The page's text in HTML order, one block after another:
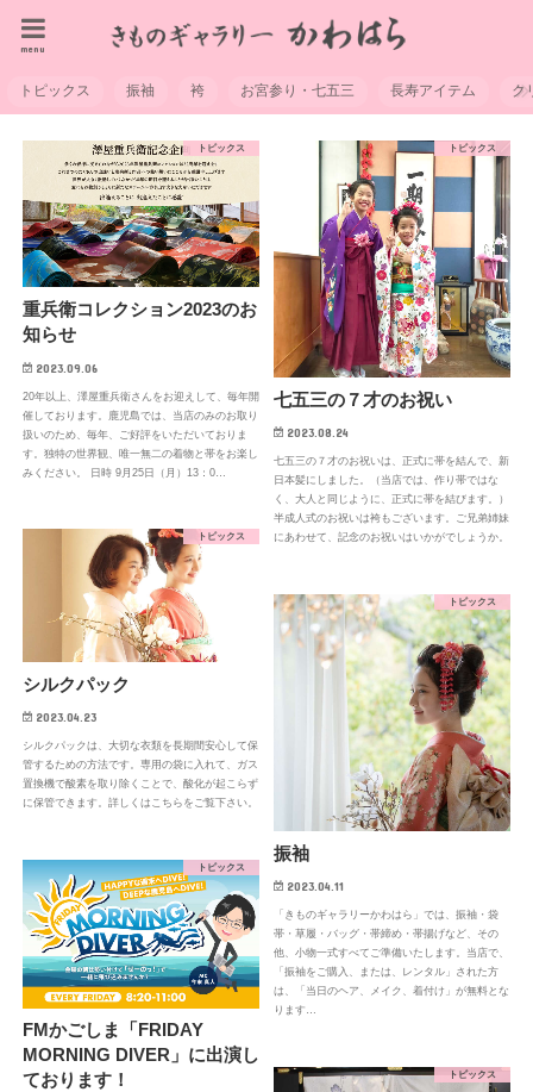
menu
トピックス 振袖 袴 お宮参り・七五三 長寿アイテム ク
トピックス
重兵衛コレクション2023のお
知らせ
2023.09.06
20年以上、澤屋重兵衛さんをお迎えして、毎年開
催しております。鹿児島では、当店のみのお取り
扱いのため、毎年、ご好評をいただいておりま
す。独特の世界観、唯一無二の着物と帯をお楽し
みください。 日時 9月25日（月）13：0…
トピックス
七五三の７才のお祝い
2023.08.24
七五三の７才のお祝いは、正式に帯を結んで、新
日本髪にしました。（当店では、作り帯ではな
く、大人と同じように、正式に帯を結びます。）
半成人式のお祝いは袴もございます。ご兄弟姉妹
にあわせて、記念のお祝いはいかがでしょうか。
トピックス
シルクパック
2023.04.23
シルクパックは、大切な衣類を長期間安心して保
管するための方法です。専用の袋に入れて、ガス
置換機で酸素を取り除くことで、酸化が起こらず
に保管できます。詳しくはこちらをご覧下さい。
トピックス
振袖
2023.04.11
「きものギャラリーかわはら」では、振袖・袋
帯・草履・バッグ・帯締め・帯揚げなど、その
他、小物一式すべてご準備いたします。当店で、
「振袖をご購入、または、レンタル」された方
は、「当日のヘア、メイク、着付け」が無料とな
ります…
トピックス
FMかごしま「FRIDAY
MORNING DIVER」に出演し
ております！
トピックス